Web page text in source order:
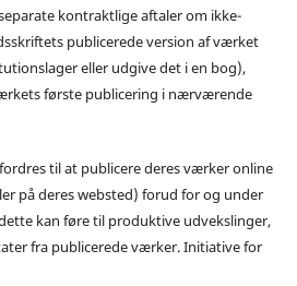
kontraktlige aftaler om ikke-
publicerede version af værket
eller udgive det i en bog),
første publicering i nærværende
til at publicere deres værker online
på deres websted) forud for og under
kan føre til produktive udvekslinger,
fra publicerede værker. Initiative for